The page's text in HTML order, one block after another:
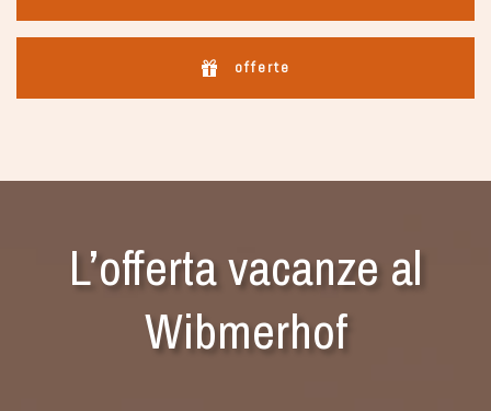
offerte
L’offerta vacanze al
Wibmerhof